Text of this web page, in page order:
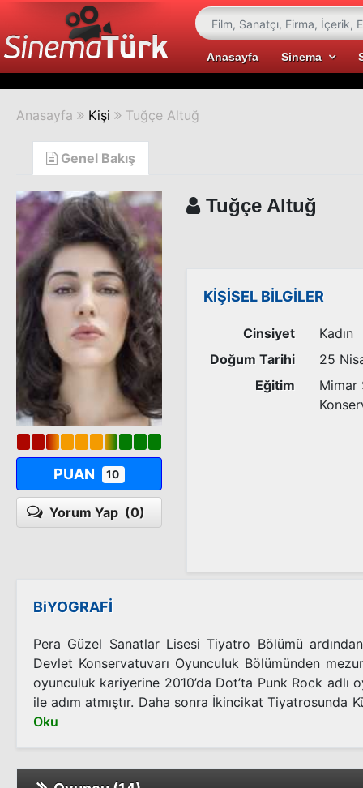
Anasayfa Sinema
Anasayfa Kişi Tuğçe Altuğ
Genel Bakış
PUAN 10
Yorum Yap (0)
Tuğçe Altuğ
KİŞİSEL BİLGİLER
Cinsiyet
Kadın
Doğum Tarihi
25
Eğitim
Mimar
BiYOGRAFİ
Pera Güzel Sanatlar Lisesi Tiyatro Bölümü
Devlet Konservatuvarı Oyunculuk Bölümünden
oyunculuk kariyerine 2010’da Dot’ta Punk Rock
ile adım atmıştır. Daha sonra İkincikat Tiyatrosunda
Oku